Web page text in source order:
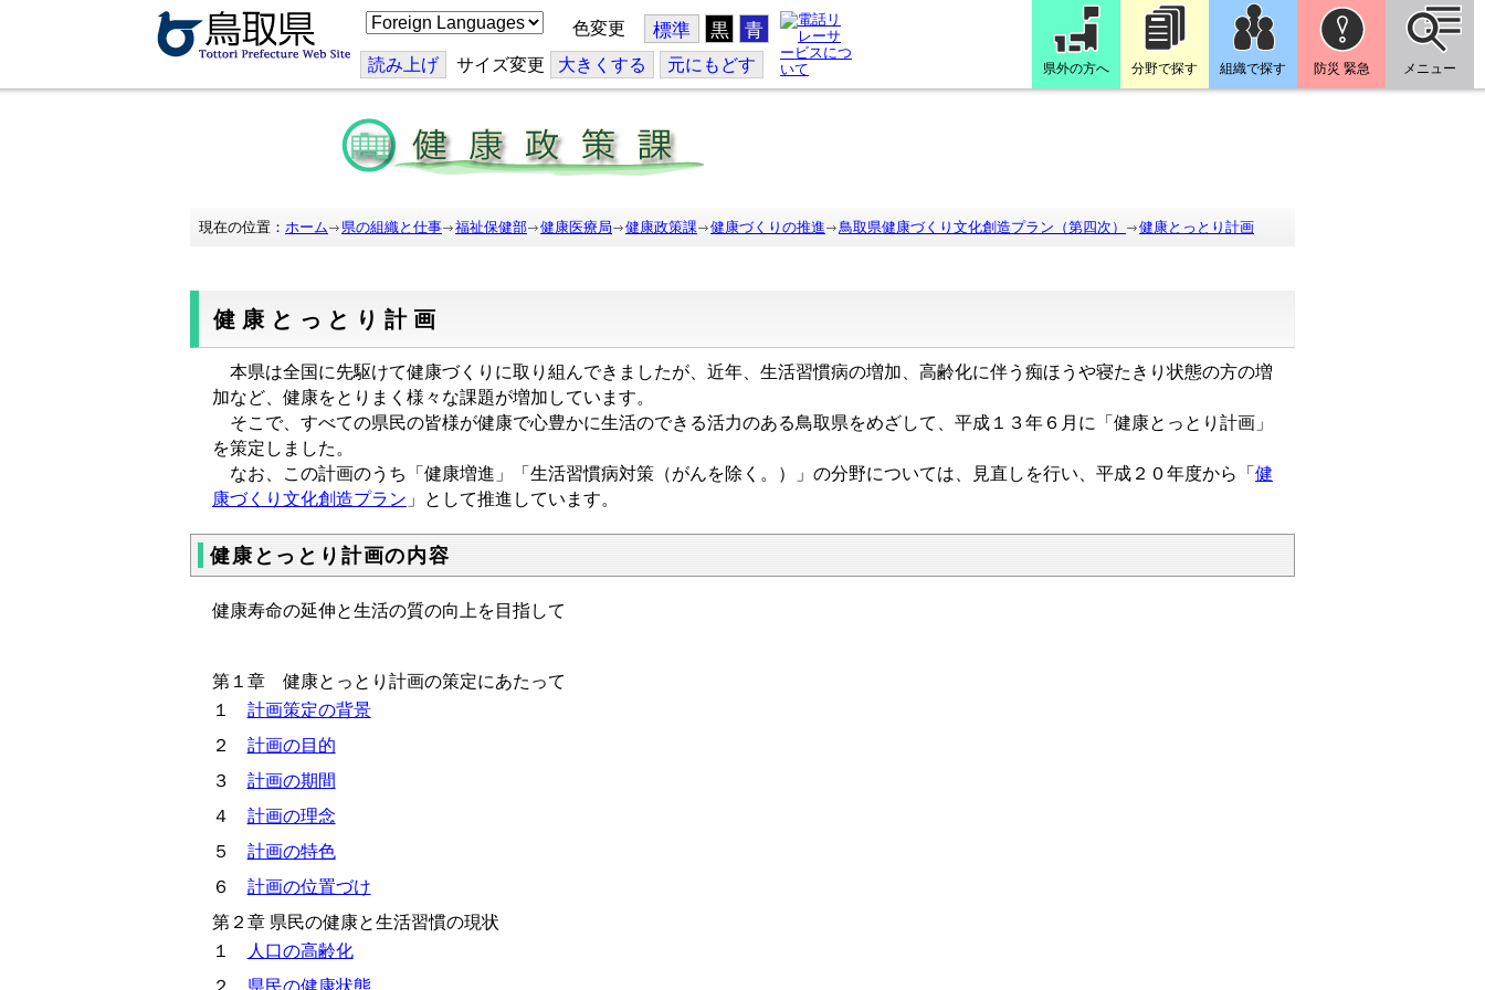
こ
の
ジ
を
訳
す
る
色変更 標準 黒 青
読み上げ サイズ変更 大きくする 元にもどす 県外の方へ 分野で探す 組織で探す 防災 緊急 メニュー
現在の位置： ホーム 県の組織と仕事 福祉保健部 健康医療局 健康政策課 健康づくりの推進 鳥取県健康づくり文化創造プラン（第四次） 健康とっとり計画
健康とっとり計画
本県は全国に先駆けて健康づくりに取り組んできましたが、近年、生活習慣病の増加、高齢化に伴う痴ほうや寝たきり状態の方の増
加など、健康をとりまく様々な課題が増加しています。
そこで、すべての県民の皆様が健康で心豊かに生活のできる活力のある鳥取県をめざして、平成１３年６月に「健康とっとり計画」
を策定しました。
なお、この計画のうち「健康増進」「生活習慣病対策（がんを除く。）」の分野については、見直しを行い、平成２０年度から「 健
康づくり文化創造プラン 」として推進しています。
健康とっとり計画の内容
健康寿命の延伸と生活の質の向上を目指して
第１章 健康とっとり計画の策定にあたって
１ 計画策定の背景
２ 計画の目的
３ 計画の期間
４ 計画の理念
５ 計画の特色
６ 計画の位置づけ
第２章 県民の健康と生活習慣の現状
１
人口の高齢化
２ 県民の健康状態